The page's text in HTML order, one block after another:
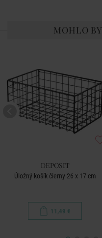
MOHLO
DEPOSIT
Úložný košík čierny 26 x 17 cm
11,49 €